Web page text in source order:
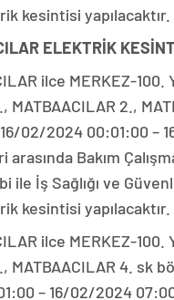
kesintisi yapılacaktır.
ELEKTRİK
ilce MERKEZ-100.
MATBAACILAR 2.,
02/2024 00:01:00 –
Bakım
ile İş Sağlığı ve
kesintisi yapılacaktır.
ilce MERKEZ-100.
MATBAACILAR 4. sk
– 16/02/2024